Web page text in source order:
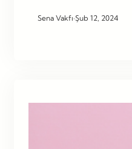
Sena Vakfı·Şub 12, 2024